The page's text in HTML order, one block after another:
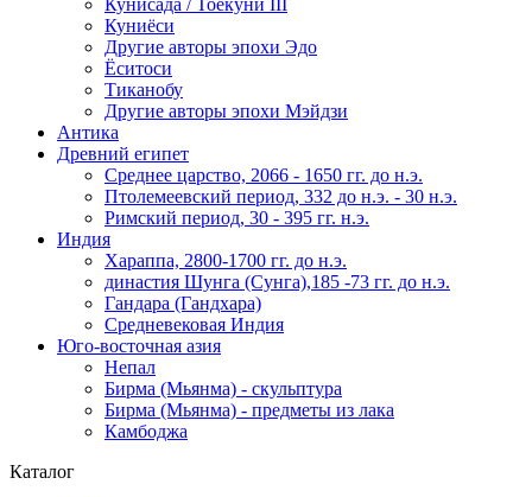
Куниёси
Другие авторы эпохи Эдо
Ёситоси
Тиканобу
Другие авторы эпохи Мэйдзи
Антика
Древний египет
Среднее царство, 2066 - 1650 гг. до н.э.
Птолемеевский период, 332 до н.э. - 30 н.э.
Римский период, 30 - 395 гг. н.э.
Индия
Хараппа, 2800-1700 гг. до н.э.
династия Шунга (Сунга),185 -73 гг. до н.э.
Гандара (Гандхара)
Средневековая Индия
Юго-восточная азия
Непал
Бирма (Мьянма) - скульптура
Бирма (Мьянма) - предметы из лака
Камбоджа
Каталог